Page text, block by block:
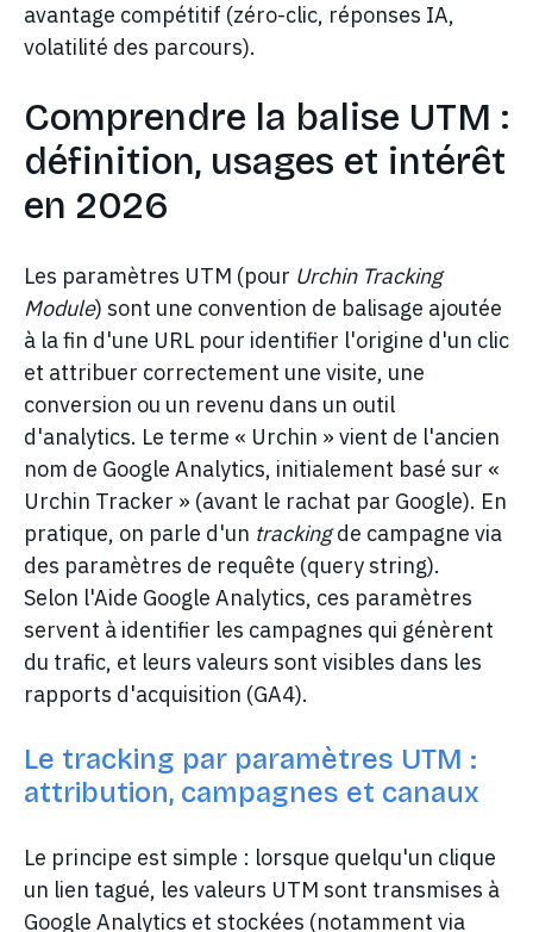
avantage compétitif (zéro-clic, réponses IA,
volatilité des parcours).
Comprendre la balise UTM :
définition, usages et intérêt
en 2026
Les paramètres UTM (pour Urchin Tracking
Module) sont une convention de balisage ajoutée
à la fin d'une URL pour identifier l'origine d'un clic
et attribuer correctement une visite, une
conversion ou un revenu dans un outil
d'analytics. Le terme « Urchin » vient de l'ancien
nom de Google Analytics, initialement basé sur «
Urchin Tracker » (avant le rachat par Google). En
pratique, on parle d'un trackingde campagne via
des paramètres de requête (query string).
Selon l'Aide Google Analytics, ces paramètres
servent à identifier les campagnes qui génèrent
du trafic, et leurs valeurs sont visibles dans les
rapports d'acquisition (GA4).
Le tracking par paramètres UTM :
attribution, campagnes et canaux
Le principe est simple : lorsque quelqu'un clique
un lien tagué, les valeurs UTM sont transmises à
Google Analytics et stockées (notamment via